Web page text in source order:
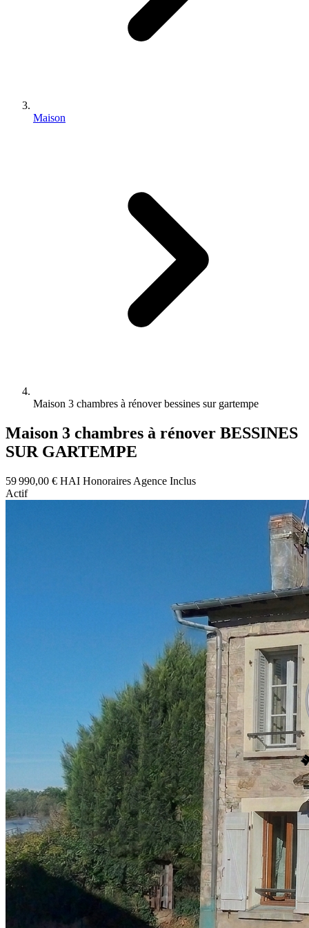
Maison
Maison 3 chambres à rénover bessines sur gartempe
Maison 3 chambres à rénover BESSINES
SUR GARTEMPE
59 990,00 € HAI Honoraires Agence Inclus
Actif